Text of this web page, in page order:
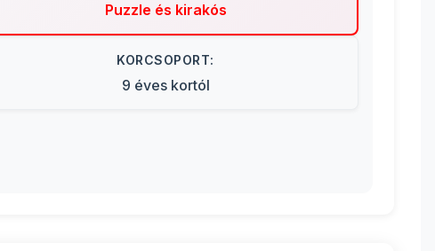
Puzzle és kirakós
KORCSOPORT:
9 éves kortól